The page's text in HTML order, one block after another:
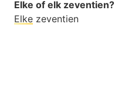
Elke of elk zeventien?
Elke zeventien